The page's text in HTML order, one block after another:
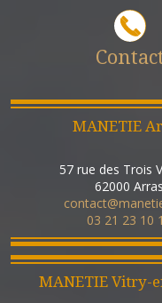
MANETIE
57 rue des Trois
62000 Arras
03 21 23 10
MANETIE Vitry-